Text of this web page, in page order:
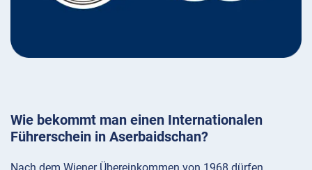
Wie bekommt man einen Internationalen
Führerschein in Aserbaidschan?